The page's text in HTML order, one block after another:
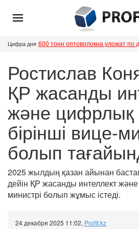
Цифра дня 600 тонн оптоволокна уложат по
Ростислав
ҚР жасанды
және цифрлық
бірінші вице-
болып
2025 жылдың қазан айынан бастап
дейін ҚР жасанды интеллект
министрі болып жұмыс істеді.
24 декабря 2025 11:02, Profit.kz